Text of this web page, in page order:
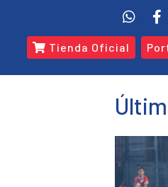
Tienda Oficial